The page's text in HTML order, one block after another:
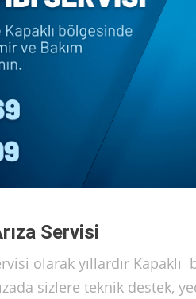
Servisi
olarak yıllardır
sizlere teknik destek,